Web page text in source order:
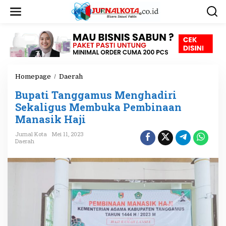
Homepage / Daerah
p
t
i
T
g
u
s
M
e
Bupati Tanggamus Menghadiri
Sekaligus Membuka Pembinaan
Manasik Haji
Jurnal Kota
Mei 11, 2023
Daerah